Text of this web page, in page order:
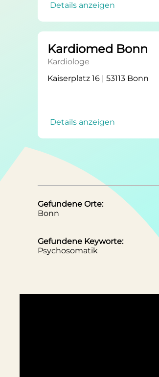
Details anzeigen
Kardiomed Bonn
Kardiologe
Kaiserplatz 16 | 53113 Bonn
Details anzeigen
Gefundene Orte:
Bonn
Gefundene Keyworte:
Psychosomatik